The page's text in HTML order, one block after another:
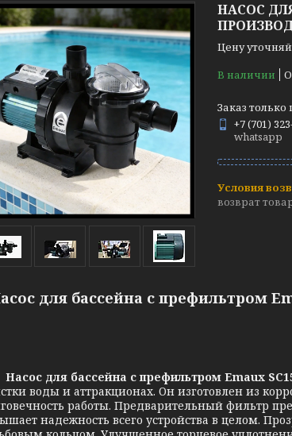
НАСОС
Цену
В наличии
Заказ только
+7 (701)
whatsapp
возврат
для бассейна с префильтром
Насос для бассейна с префильтром Emaux
воды и аттракционах. Он изготовлен из
работы. Предварительный фильтр
надежность всего устройства в целом.